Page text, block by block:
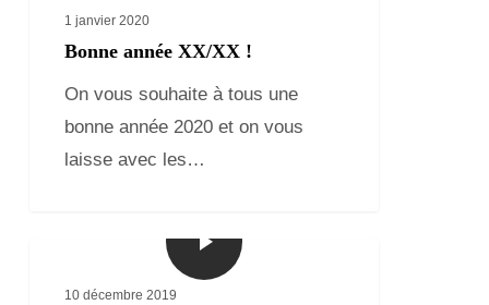
année
XX/XX
1 janvier 2020
Bonne année XX/XX !
On vous souhaite à tous une
bonne année 2020 et on vous
laisse avec les…
10 décembre 2019